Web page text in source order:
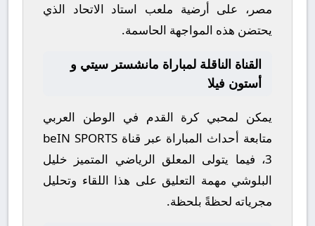
مصر، على أرضية ملعب استاد الاتحاد الذي
يحتضن هذه المواجهة الحاسمة.
القناة الناقلة لمباراة مانشستر سيتي و
أستون فيلا
يمكن لمحبي كرة القدم في الوطن العربي
متابعة أحداث المباراة عبر قناة beIN SPORTS
3، فيما يتولى المعلق الرياضي المتميز خليل
البلوشي مهمة التعليق على هذا اللقاء وتحليل
مجرياته لحظةً بلحظة.